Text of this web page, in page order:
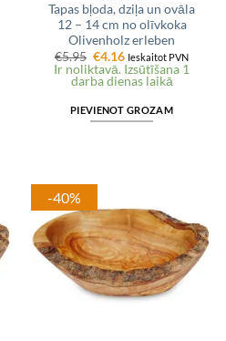
Tapas bļoda, dziļa un ovāla
12 – 14 cm no olīvkoka
Olivenholz erleben
€5.95 Original
price
was:
€4.16Current
price
is:
Ieskaitot PVN
Ir noliktavā. Izsūtīšana 1
darba dienas laikā
PIEVIENOT GROZAM
-40%